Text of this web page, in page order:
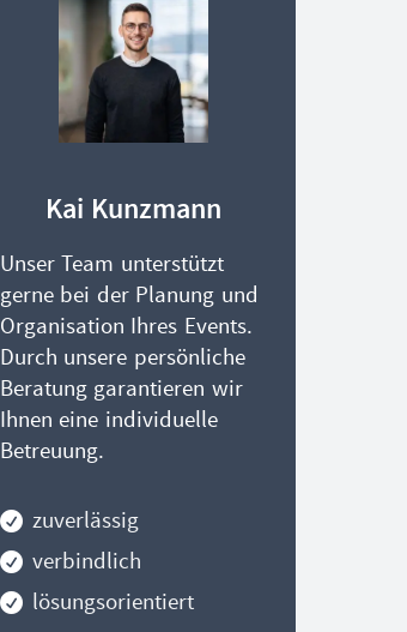
Kai Kunzmann
Unser Team unterstützt
gerne bei der Planung und
Organisation Ihres Events.
Durch unsere persönliche
Beratung garantieren wir
Ihnen eine individuelle
Betreuung.
zuverlässig
verbindlich
lösungsorientiert